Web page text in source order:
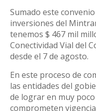
Sumado este
inversiones del
tenemos $ 467 mil
Conectividad Vial del
desde el 7 de agosto.
En este proceso de
las entidades del
de lograr en muy
comprometen